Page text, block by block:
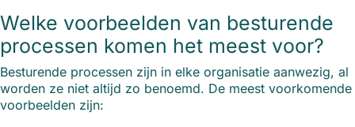
Welke voorbeelden van besturende
processen komen het meest voor?
Besturende processen zijn in elke organisatie aanwezig, al
worden ze niet altijd zo benoemd. De meest voorkomende
voorbeelden zijn: